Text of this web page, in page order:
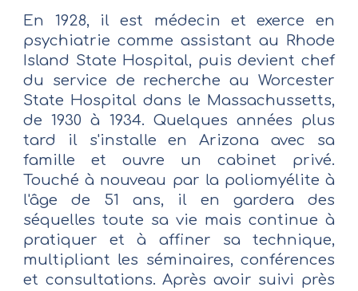
En 1928, il est médecin et exerce en
psychiatrie comme assistant au Rhode
Island State Hospital, puis devient chef
du service de recherche au Worcester
State Hospital dans le Massachussetts,
de 1930 à 1934. Quelques années plus
tard il s'installe en Arizona avec sa
famille et ouvre un cabinet privé.
Touché à nouveau par la poliomyélite à
l'âge de 51 ans, il en gardera des
séquelles toute sa vie mais continue à
pratiquer et à affiner sa technique,
multipliant les séminaires, conférences
et consultations. Après avoir suivi près